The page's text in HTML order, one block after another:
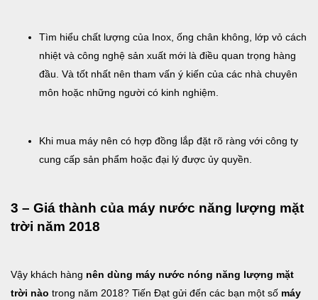
Tìm hiểu chất lượng của Inox, ống chân không, lớp vỏ cách
nhiệt và công nghệ sản xuất mới là điều quan trọng hàng
đầu. Và tốt nhất nên tham vấn ý kiến của các nhà chuyên
môn hoặc những người có kinh nghiệm.
Khi mua máy nên có hợp đồng lắp đặt rõ ràng với công ty
cung cấp sản phẩm hoặc đại lý được ủy quyền.
3 – Giá thành của máy nước năng lượng mặt
trời năm 2018
Vậy khách hàng nên dùng máy nước nóng năng lượng mặt
trời nào trong năm 2018? Tiến Đạt gửi đến các bạn một số máy